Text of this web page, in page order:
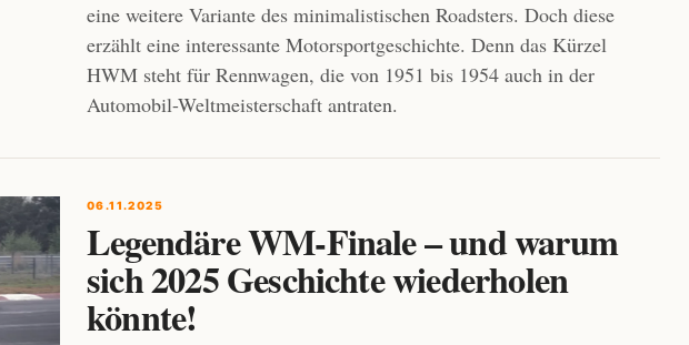
eine weitere Variante des minimalistischen Roadsters. Doch diese
erzählt eine interessante Motorsportgeschichte. Denn das Kürzel
HWM steht für Rennwagen, die von 1951 bis 1954 auch in der
Automobil-Weltmeisterschaft antraten.
06.11.2025
Legendäre WM-Finale – und warum
sich 2025 Geschichte wiederholen
könnte!